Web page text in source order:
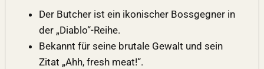
Der Butcher ist ein ikonischer Bossgegner in
der „Diablo“-Reihe.
Bekannt für seine brutale Gewalt und sein
Zitat „Ahh, fresh meat!“.